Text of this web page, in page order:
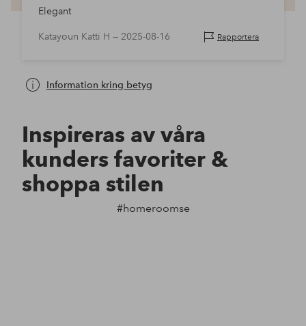
Elegant
Katayoun Katti H — 2025-08-16 Rapportera
Information kring betyg
Inspireras av våra
kunders favoriter &
shoppa stilen
#homeroomse